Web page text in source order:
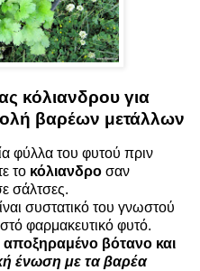
κόλιανδρου για
βαρέων μετάλλων
φύλλα του φυτού πριν
το κόλιανδρο σαν
σάλτσες.
συστατικό του γνωστού
φαρμακευτικό φυτό.
βότανο και
ένωση με τα βαρέα